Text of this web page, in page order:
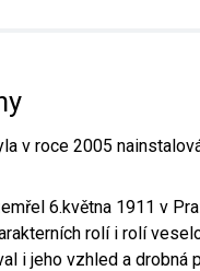
v roce 2005
6.května 1911 v
rolí i rolí
i jeho vzhled a